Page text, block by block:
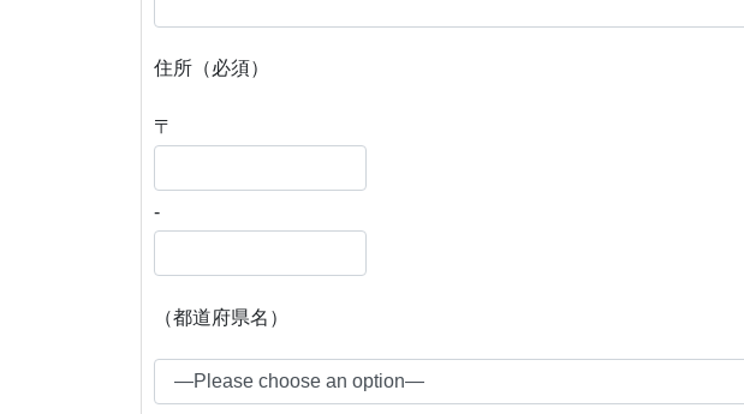
住所（必須）
〒
-
（都道府県名）